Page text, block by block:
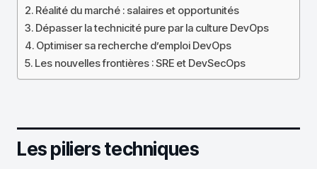
Réalité du marché : salaires et opportunités
Dépasser la technicité pure par la culture DevOps
Optimiser sa recherche d’emploi DevOps
Les nouvelles frontières : SRE et DevSecOps
Les piliers techniques